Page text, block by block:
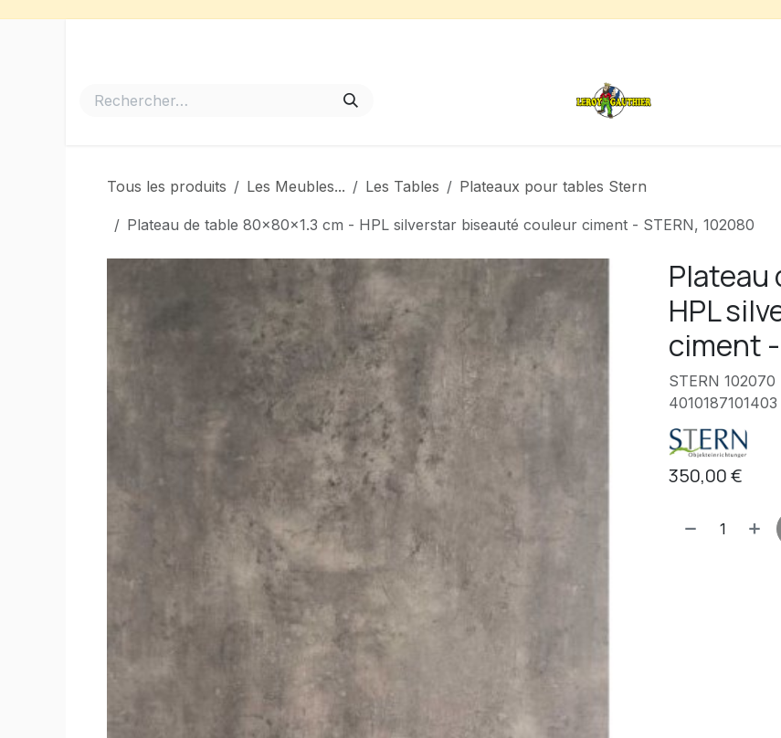
Tous les produits Les Meubles... Les Tables Plateaux pour tables Stern
Plateau de table 80x80x1.3 cm - HPL silverstar biseauté couleur ciment - STERN, 102080
Plateau
HPL
ciment -
STERN
4010187101403
350,00€